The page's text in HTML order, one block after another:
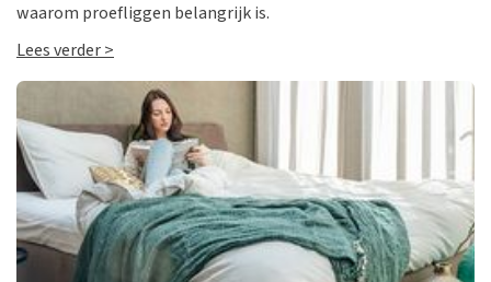
waarom proefliggen belangrijk is.
Lees verder >